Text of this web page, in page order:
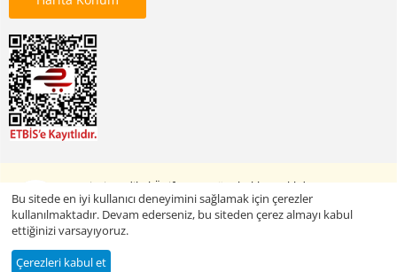
© 2005 - 2026 Çizgi Medikal Üniforma. Tüm hakları saklıdır.
Bu sitede en iyi kullanıcı deneyimini sağlamak için çerezler
kullanılmaktadır. Devam ederseniz, bu siteden çerez almayı kabul
ettiğinizi varsayıyoruz.
Çerezleri kabul et